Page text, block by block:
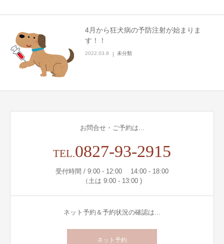
4月から狂犬病の予防注射が始まりま
す！！
2022.03.8 未分類
お問合せ・ご予約は...
TEL.0827-93-2915
受付時間 / 9:00 - 12:00 14:00 - 18:00
（土は 9:00 - 13:00 )
ネット予約＆予約状況の確認は...
ネット予約